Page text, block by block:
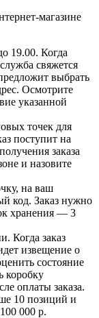
магазине
19.00. Когда
свяжется
выбрать
Осмотрите
указанной
точек для
поступит на
заказа
и назовите
на ваш
код. Заказ нужно
хранения — 3
Когда заказ
извещение о
состояние
коробку
оплаты заказа.
10 позиций и
000 р.